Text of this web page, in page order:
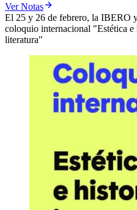
Ver Notas
El 25 y 26 de febrero, la IBERO
coloquio internacional "Estética
literatura"